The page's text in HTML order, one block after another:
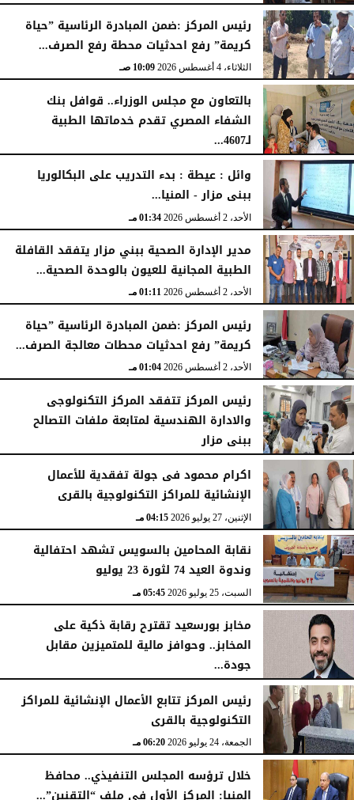
رئيس المركز :ضمن المبادرة الرئاسية ”حياة
كريمة” رفع احدثيات محطة رفع الصرف...
الثلاثاء، 4 أغسطس 2026 10:09 صـ
بالتعاون مع مجلس الوزراء.. قوافل بنك
الشفاء المصري تقدم خدماتها الطبية
لـ4607...
الإثنين، 3 أغسطس 2026
وائل : عيطة : بدء التدريب على البكالوريا
ببنى مزار - المنيا...
الأحد، 2 أغسطس 2026 01:34 مـ
مدير الإدارة الصحية ببني مزار يتفقد القافلة
الطبية المجانية للعيون بالوحدة الصحية...
الأحد، 2 أغسطس 2026 01:11 مـ
رئيس المركز :ضمن المبادرة الرئاسية ”حياة
كريمة” رفع احدثيات محطات معالجة الصرف...
الأحد، 2 أغسطس 2026 01:04 مـ
رئيس المركز تتفقد المركز التكنولوجى
والادارة الهندسية لمتابعة ملفات التصالح
ببنى مزار
الأربعاء، 29 يوليو 2026 02:03 مـ
اكرام محمود فى جولة تفقدية للأعمال
الإنشائية للمراكز التكنولوجية بالقرى
الإثنين، 27 يوليو 2026 04:15 مـ
نقابة المحامين بالسويس تشهد احتفالية
وندوة العيد 74 لثورة 23 يوليو
السبت، 25 يوليو 2026 05:45 مـ
مخابز بورسعيد تقترح رقابة ذكية على
المخابز.. وحوافز مالية للمتميزين مقابل
جودة...
السبت، 25 يوليو 2026 05:41 مـ
رئيس المركز تتابع الأعمال الإنشائية للمراكز
التكنولوجية بالقرى
الجمعة، 24 يوليو 2026 06:20 مـ
خلال ترؤسه المجلس التنفيذي.. محافظ
المنيا: المركز الأول في ملف “التقنين”...